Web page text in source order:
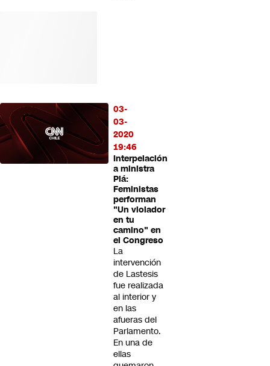
03-
03-
2020
19:46
Interpelación
a ministra
Plá:
Feministas
performan
"Un violador
en tu
camino" en
el Congreso
La
intervención
de Lastesis
fue realizada
al interior y
en las
afueras del
Parlamento.
En una de
ellas